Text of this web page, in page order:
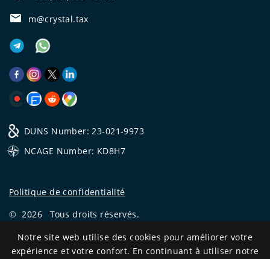
m@crystal.tax
DUNS Number: 23-021-9973
NCAGE Number: KD8H7
Politique de confidentialité
© 2026
Tous droits réservés.
CRYSTAL.TAX —EXPERT OFFSHORE №❶
Notre site web utilise des cookies pour améliorer votre
expérience et votre confort. En continuant à utiliser notre